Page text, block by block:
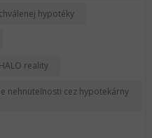
hypotéky
reality
nehnuteľnosti cez hypotekárny